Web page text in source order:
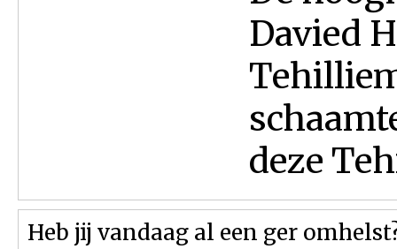
Davied
deze
Heb jij vandaag al een ger